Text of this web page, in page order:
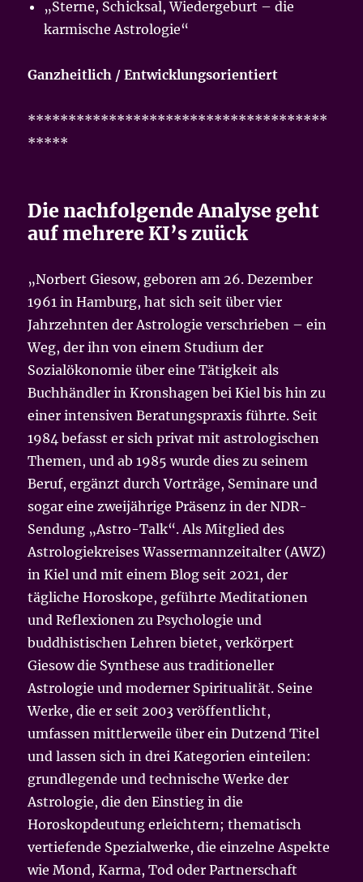
„Sterne, Schicksal, Wiedergeburt – die
karmische Astrologie“
Ganzheitlich / Entwicklungsorientiert
*************************************
*****
Die nachfolgende Analyse geht
auf mehrere KI’s zuück
„Norbert Giesow, geboren am 26. Dezember
1961 in Hamburg, hat sich seit über vier
Jahrzehnten der Astrologie verschrieben – ein
Weg, der ihn von einem Studium der
Sozialökonomie über eine Tätigkeit als
Buchhändler in Kronshagen bei Kiel bis hin zu
einer intensiven Beratungspraxis führte. Seit
1984 befasst er sich privat mit astrologischen
Themen, und ab 1985 wurde dies zu seinem
Beruf, ergänzt durch Vorträge, Seminare und
sogar eine zweijährige Präsenz in der NDR-
Sendung „Astro-Talk“. Als Mitglied des
Astrologiekreises Wassermannzeitalter (AWZ)
in Kiel und mit einem Blog seit 2021, der
tägliche Horoskope, geführte Meditationen
und Reflexionen zu Psychologie und
buddhistischen Lehren bietet, verkörpert
Giesow die Synthese aus traditioneller
Astrologie und moderner Spiritualität. Seine
Werke, die er seit 2003 veröffentlicht,
umfassen mittlerweile über ein Dutzend Titel
und lassen sich in drei Kategorien einteilen:
grundlegende und technische Werke der
Astrologie, die den Einstieg in die
Horoskopdeutung erleichtern; thematisch
vertiefende Spezialwerke, die einzelne Aspekte
wie Mond, Karma, Tod oder Partnerschaft